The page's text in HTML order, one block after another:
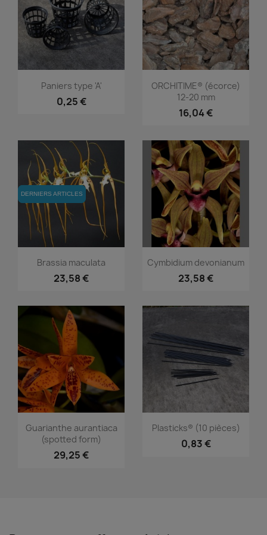
Aperçu rapide
Paniers type 'A'
0,25 €
Aperçu rapide
ORCHITIME® (écorce)
12-20 mm
16,04 €
DERNIERS ARTICLES
DERNIERS ARTICLES
Aperçu rapide
Brassia maculata
23,58 €
Aperçu rapide
Cymbidium devonianum
23,58 €
Aperçu rapide
Guarianthe aurantiaca
(spotted form)
29,25 €
Aperçu rapide
Plasticks® (10 pièces)
0,83 €